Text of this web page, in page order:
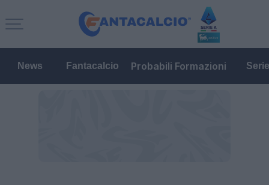
News Fantacalcio Probabili Formazioni